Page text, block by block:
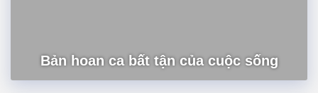
Bản hoan ca bất tận của cuộc sống